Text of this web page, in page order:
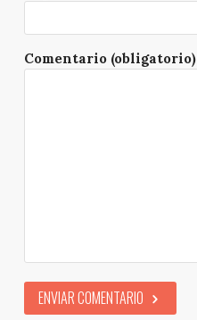
Comentario (obligatorio)
ENVIAR COMENTARIO